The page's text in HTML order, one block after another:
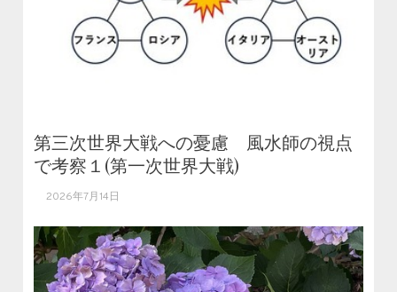
第三次世界大戦への憂慮 風水師の視点
で考察１(第一次世界大戦)
2026年7月14日